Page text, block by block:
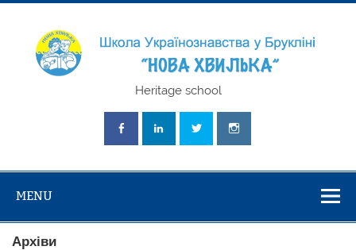
Skip
"Нова
Heritage school
MENU
Архіви